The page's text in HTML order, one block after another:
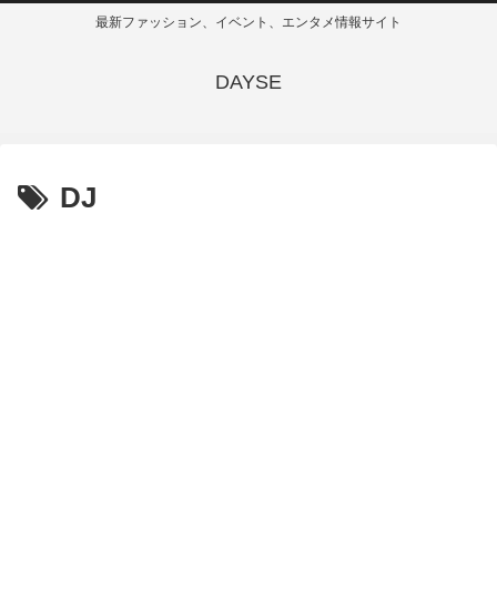
最新ファッション、イベント、エンタメ情報サイト
DAYSE
DJ